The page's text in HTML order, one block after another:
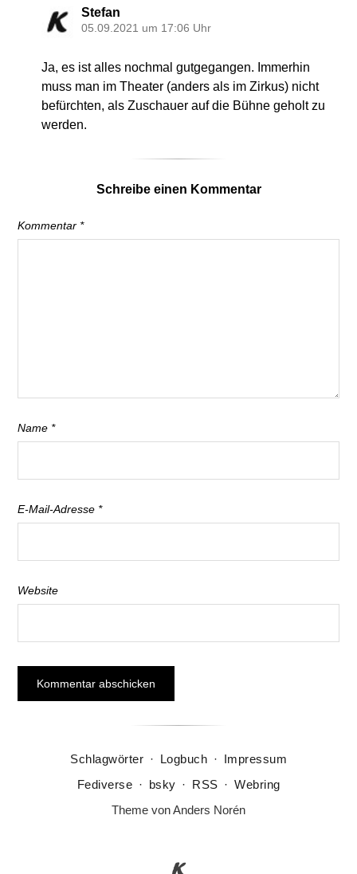
Stefan
05.09.2021 um 17:06 Uhr
Ja, es ist alles nochmal gutgegangen. Immerhin
muss man im Theater (anders als im Zirkus) nicht
befürchten, als Zuschauer auf die Bühne geholt zu
werden.
Schreibe einen Kommentar
Kommentar *
Name *
E-Mail-Adresse *
Website
Schlagwörter · Logbuch · Impressum
Fediverse · bsky · RSS · Webring
Theme vonAnders Norén